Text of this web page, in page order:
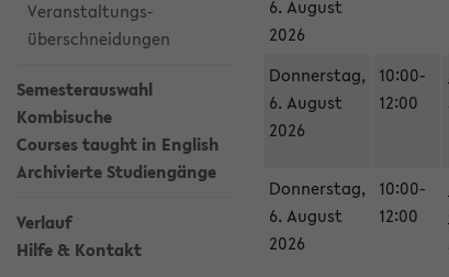
Veranstaltungs-
überschneidungen
Semesterauswahl
Kombisuche
Courses taught in English
Archivierte Studiengänge
Verlauf
Hilfe & Kontakt
6. August
2026
Donnerstag,
6. August
2026
10:00-
12:00
Donnerstag,
6. August
2026
10:00-
12:00